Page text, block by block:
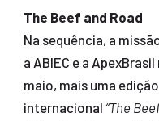
The Beef and Road
Na sequência, a
a ABIEC e a
maio, mais uma
internacional “The